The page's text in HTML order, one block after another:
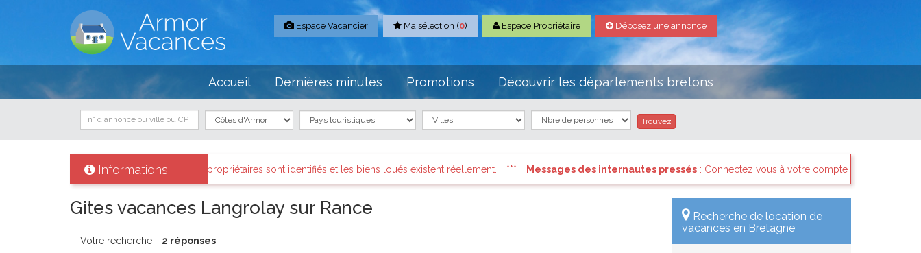
Espace Vacancier Ma sélection (0) Espace Propriétaire Déposez une annonce
Accueil Dernières minutes Promotions Découvrir les départements bretons
Informations
: Tous les propriétaires sont identifiés et les biens loués existent réellement. Messages des internautes pressés: Connectez vous à votre compte et consultez les "Messages des
Gites vacances Langrolay sur Rance
Votre recherche - 2 réponses
Recherche de location de
vacances en Bretagne